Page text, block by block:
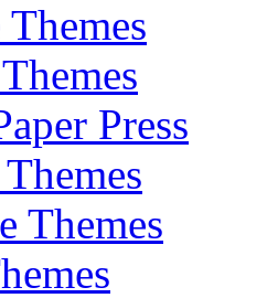
Press
Themes